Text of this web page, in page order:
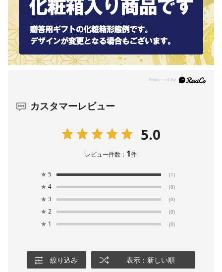
カスタマーレビュー
5.0
レビュー件数： 1件
★ 5 (1)
★ 4 (0)
★ 3 (0)
★ 2 (0)
★ 1 (0)
絞り込み 表示：新しい順